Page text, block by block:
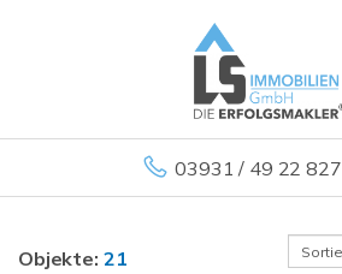
03931 / 49 22 827
Objekte: 21